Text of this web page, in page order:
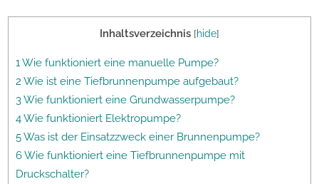
Inhaltsverzeichnis [hide]
1 Wie funktioniert eine manuelle Pumpe?
2 Wie ist eine Tiefbrunnenpumpe aufgebaut?
3 Wie funktioniert eine Grundwasserpumpe?
4 Wie funktioniert Elektropumpe?
5 Was ist der Einsatzzweck einer Brunnenpumpe?
6 Wie funktioniert eine Tiefbrunnenpumpe mit
Druckschalter?